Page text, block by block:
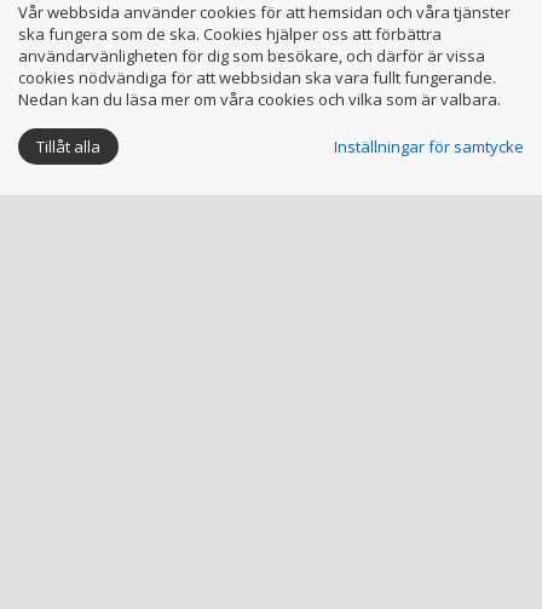
Vår webbsida använder cookies för att hemsidan och våra tjänster
ska fungera som de ska. Cookies hjälper oss att förbättra
användarvänligheten för dig som besökare, och därför är vissa
cookies nödvändiga för att webbsidan ska vara fullt fungerande.
Nedan kan du läsa mer om våra cookies och vilka som är valbara.
Tillåt alla Inställningar för samtycke